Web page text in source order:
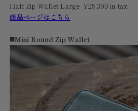
Half Zip Wallet Large ¥25,300 in tax
商品ページはこちら
◼️Mini Round Zip Wallet